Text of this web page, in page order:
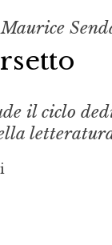
il ciclo